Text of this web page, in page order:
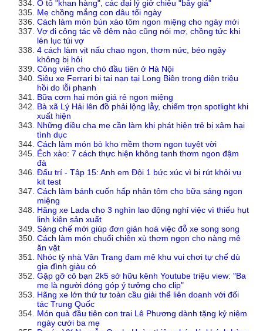
Ô tô "khan hàng", các đại lý giở chiêu "bẫy giá"
Mẹ chồng mắng con dâu tối ngày
Cách làm món bún xào tôm ngon miệng cho ngày mới
Vợ đi công tác về đêm nào cũng nói mơ, chồng tức khi
lén lục túi vợ
4 cách làm vịt nấu chao ngon, thơm nức, béo ngậy
không bị hôi
Công viên cho chó đầu tiên ở Hà Nội
Siêu xe Ferrari bị tai nạn tại Long Biên trong diện triệu
hồi do lỗi phanh
Bữa cơm hai món giá rẻ ngon miệng
Bà xã Lý Hải lên đồ phải lộng lẫy, chiếm trọn spotlight khi
xuất hiện
Những điều cha mẹ cần làm khi phát hiện trẻ bị xâm hại
tình dục
Cách làm món bò kho mềm thơm ngon tuyệt vời
Ếch xào: 7 cách thực hiện không tanh thơm ngon đậm
đà
Đấu trí - Tập 15: Anh em Đội 1 bức xúc vì bị rút khỏi vụ
kit test
Cách làm bánh cuốn hấp nhân tôm cho bữa sáng ngon
miệng
Hãng xe Lada cho 3 nghìn lao động nghỉ việc vì thiếu hụt
linh kiện sản xuất
Sáng chế mới giúp đơn giản hoá việc đỗ xe song song
Cách làm món chuối chiên xù thơm ngon cho nàng mê
ăn vặt
Nhóc tỳ nhà Vân Trang đam mê khu vui chơi tự chế dù
gia đình giàu có
Gặp gỡ cô bạn 2k5 sở hữu kênh Youtube triệu view: "Ba
mẹ là người đóng góp ý tưởng cho clip"
Hãng xe lớn thứ tư toàn cầu giải thể liên doanh với đối
tác Trung Quốc
Món quà đầu tiên con trai Lê Phương dành tặng kỷ niệm
ngày cưới ba mẹ